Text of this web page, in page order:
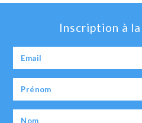
Inscription à